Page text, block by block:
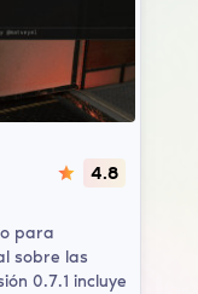
4.8
para
sobre las
0.7.1 incluye